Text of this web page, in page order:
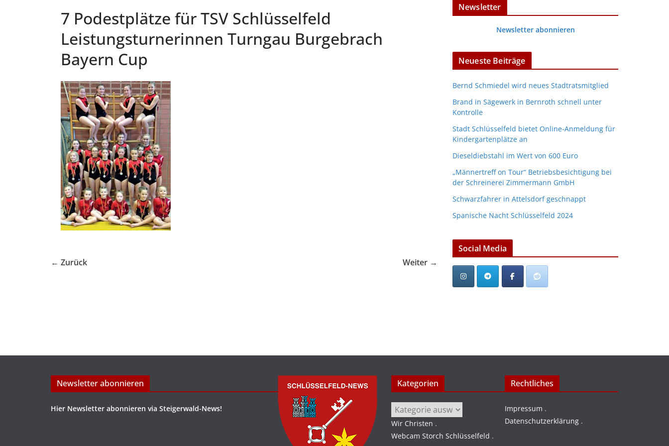
7 Podestplätze für TSV Schlüsselfeld
Leistungsturnerinnen Turngau Burgebrach
Bayern Cup
← Zurück Weiter →
Newsletter
Newsletter abonnieren
Neueste Beiträge
Bernd Schmiedel wird neues Stadtratsmitglied
Brand in Sägewerk in Bernroth schnell unter
Kontrolle
Stadt Schlüsselfeld bietet Online-Anmeldung für
Kindergartenplätze an
Dieseldiebstahl im Wert von 600 Euro
„Männertreff on Tour“ Betriebsbesichtigung bei
der Schreinerei Zimmermann GmbH
Schwarzfahrer in Attelsdorf geschnappt
Spanische Nacht Schlüsselfeld 2024
Social Media
Newsletter abonnieren
Hier Newsletter abonnieren via Steigerwald-News!
Kategorien
Kategorien
Wir Christen .
Webcam Storch Schlüsselfeld .
Rechtliches
Impressum .
Datenschutzerklärung .